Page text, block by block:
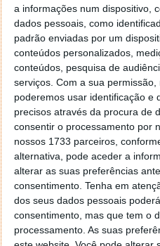
a informações num dispositivo,
dados pessoais, como
padrão enviadas por um
conteúdos personalizados,
conteúdos, pesquisa de
serviços. Com a sua
poderemos usar identificação e
precisos através da procura de
consentir o processamento por
nossos 1733 parceiros,
alternativa, pode aceder a
alterar as suas preferências
consentimento. Tenha em
dos seus dados pessoais
consentimento, mas que tem o
processamento. As suas
Outra coisa curiosa sobre
apresentados em
Assim, vibrações, sons e
vistas e sentidas pelos 2
sincronizada.
Novidades vão para
Telegram